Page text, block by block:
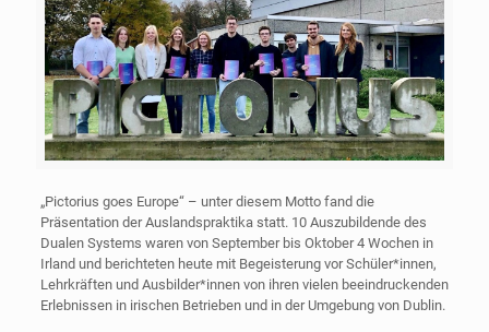
„Pictorius goes Europe“ – unter diesem Motto fand die
Präsentation der Auslandspraktika statt. 10 Auszubildende des
Dualen Systems waren von September bis Oktober 4 Wochen in
Irland und berichteten heute mit Begeisterung vor Schüler*innen,
Lehrkräften und Ausbilder*innen von ihren vielen beeindruckenden
Erlebnissen in irischen Betrieben und in der Umgebung von Dublin.